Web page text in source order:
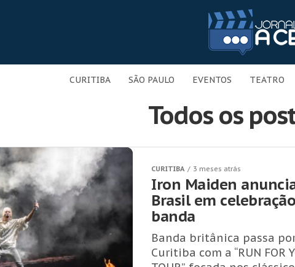
CURITIBA SÃO PAULO EVENTOS TEATRO
Todos os
CURITIBA 3 meses atrás
Iron Maiden
Brasil em
banda
Banda britânica passa
Curitiba com a “RUN FOR